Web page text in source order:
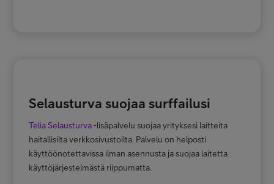
Selausturva suojaa surffailusi
Telia Selausturva-lisäpalvelu suojaa yrityksesi laitteita
haitallisilta verkkosivustoilta. Palvelu on helposti
käyttöönotettavissa ilman asennusta ja suojaa laitetta
käyttöjärjestelmästä riippumatta.